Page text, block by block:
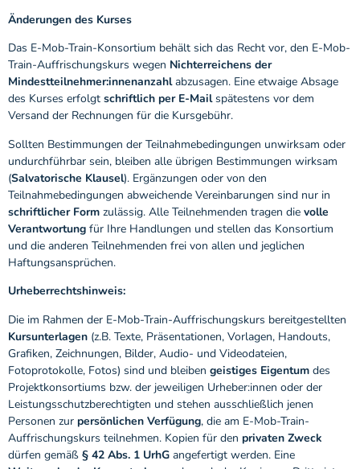
Änderungen des Kurses
Das E-Mob-Train-Konsortium behält sich das Recht vor, den E-Mob-
Train-Auffrischungskurs wegen Nichterreichens der
Mindestteilnehmer:innenanzahlabzusagen. Eine etwaige Absage
des Kurses erfolgt schriftlich per E-Mailspätestens vor dem
Versand der Rechnungen für die Kursgebühr.
Sollten Bestimmungen der Teilnahmebedingungen unwirksam oder
undurchführbar sein, bleiben alle übrigen Bestimmungen wirksam
(Salvatorische Klausel). Ergänzungen oder von den
Teilnahmebedingungen abweichende Vereinbarungen sind nur in
schriftlicher Form zulässig. Alle Teilnehmenden tragen die volle
Verantwortung für Ihre Handlungen und stellen das Konsortium
und die anderen Teilnehmenden frei von allen und jeglichen
Haftungsansprüchen.
Urheberrechtshinweis:
Die im Rahmen der E-Mob-Train-Auffrischungskurs bereitgestellten
Kursunterlagen (z.B. Texte, Präsentationen, Vorlagen, Handouts,
Grafiken, Zeichnungen, Bilder, Audio- und Videodateien,
Fotoprotokolle, Fotos) sind und bleiben geistiges Eigentum des
Projektkonsortiums bzw. der jeweiligen Urheber:innen oder der
Leistungsschutzberechtigten und stehen ausschließlich jenen
Personen zur persönlichen Verfügung, die am E-Mob-Train-
Auffrischungskurs teilnehmen. Kopien für den privaten Zweck
dürfen gemäß § 42 Abs. 1 UrhG angefertigt werden. Eine